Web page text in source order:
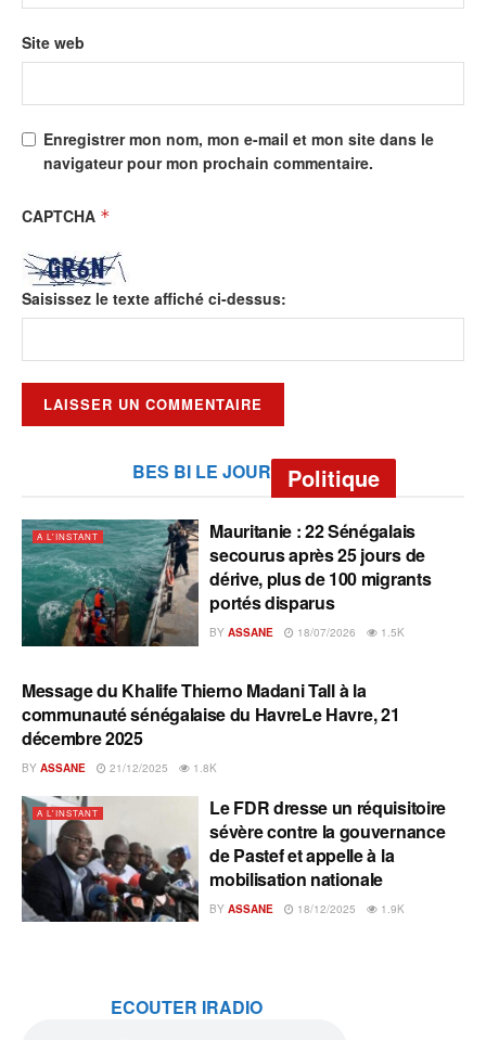
Site web
Enregistrer mon nom, mon e-mail et mon site dans le
navigateur pour mon prochain commentaire.
CAPTCHA *
Saisissez le texte affiché ci-dessus:
BES BI LE JOUR Politique
A L'INSTANT
Mauritanie : 22 Sénégalais
secourus après 25 jours de
dérive, plus de 100 migrants
portés disparus
BY ASSANE 18/07/2026 1.5K
A L'INSTANT
Message du Khalife Thierno Madani Tall à la
communauté sénégalaise du HavreLe Havre, 21
décembre 2025
BY ASSANE 21/12/2025 1.8K
A L'INSTANT
Le FDR dresse un réquisitoire
sévère contre la gouvernance
de Pastef et appelle à la
mobilisation nationale
BY ASSANE 18/12/2025 1.9K
ECOUTER IRADIO